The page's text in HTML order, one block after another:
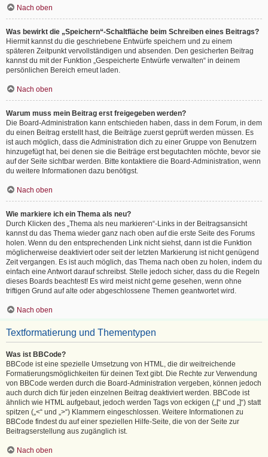
Nach oben
Was bewirkt die „Speichern“-Schaltfläche beim Schreiben eines Beitrags?
Hiermit kannst du die geschriebene Entwürfe speichern und zu einem
späteren Zeitpunkt vervollständigen und absenden. Den gesicherten Beitrag
kannst du mit der Funktion „Gespeicherte Entwürfe verwalten“ in deinem
persönlichen Bereich erneut laden.
Nach oben
Warum muss mein Beitrag erst freigegeben werden?
Die Board-Administration kann entschieden haben, dass in dem Forum, in dem
du einen Beitrag erstellt hast, die Beiträge zuerst geprüft werden müssen. Es
ist auch möglich, dass die Administration dich zu einer Gruppe von Benutzern
hinzugefügt hat, bei denen sie die Beiträge erst begutachten möchte, bevor sie
auf der Seite sichtbar werden. Bitte kontaktiere die Board-Administration, wenn
du weitere Informationen dazu benötigst.
Nach oben
Wie markiere ich ein Thema als neu?
Durch Klicken des „Thema als neu markieren“-Links in der Beitragsansicht
kannst du das Thema wieder ganz nach oben auf die erste Seite des Forums
holen. Wenn du den entsprechenden Link nicht siehst, dann ist die Funktion
möglicherweise deaktiviert oder seit der letzten Markierung ist nicht genügend
Zeit vergangen. Es ist auch möglich, das Thema nach oben zu holen, indem du
einfach eine Antwort darauf schreibst. Stelle jedoch sicher, dass du die Regeln
dieses Boards beachtest! Es wird meist nicht gerne gesehen, wenn ohne
triftigen Grund auf alte oder abgeschlossene Themen geantwortet wird.
Nach oben
Textformatierung und Thementypen
Was ist BBCode?
BBCode ist eine spezielle Umsetzung von HTML, die dir weitreichende
Formatierungsmöglichkeiten für deinen Text gibt. Die Rechte zur Verwendung
von BBCode werden durch die Board-Administration vergeben, können jedoch
auch durch dich für jeden einzelnen Beitrag deaktiviert werden. BBCode ist
ähnlich wie HTML aufgebaut, jedoch werden Tags von eckigen („[“ und „]“) statt
spitzen („<“ und „>“) Klammern eingeschlossen. Weitere Informationen zu
BBCode findest du auf einer speziellen Hilfe-Seite, die von der Seite zur
Beitragserstellung aus zugänglich ist.
Nach oben